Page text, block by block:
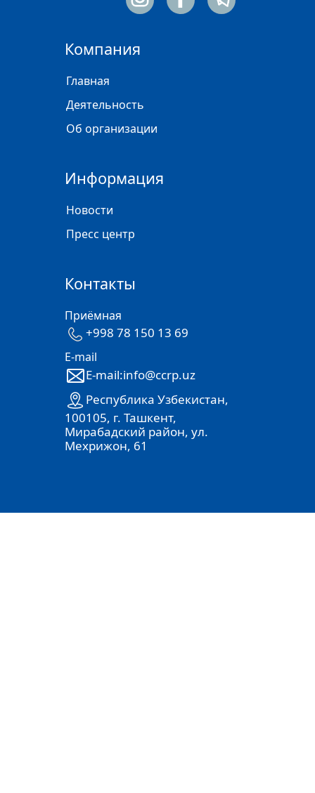
Компания
Главная
Деятельность
Об организации
Информация
Новости
Пресс центр
Контакты
Приёмная
+998 78 150 13 69
E-mail
E-mail:info@ccrp.uz
Республика Узбекистан,
100105, г. Ташкент,
Мирабадский район, ул.
Мехрижон, 61